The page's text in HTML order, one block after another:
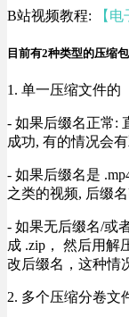
B站视频教程: 【
目前有2种类型的压缩
1. 单一压缩文件的
- 如果后缀名正常:
成功, 有的情况会
- 如果后缀名是
之类的视频, 后缀
- 如果无后缀名/或
成 .zip， 然后用解
改后缀名，这种情
2. 多个压缩分卷文